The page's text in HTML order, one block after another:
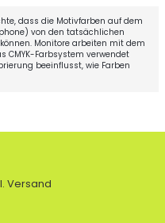
dass die Motivfarben auf dem
von den tatsächlichen
Monitore arbeiten mit dem
CMYK-Farbsystem verwendet
beeinflusst, wie Farben
Versand